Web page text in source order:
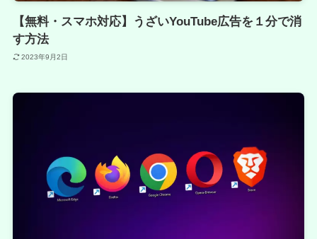
【無料・スマホ対応】うざいYouTube広告を１分で消
す方法
2023年9月2日